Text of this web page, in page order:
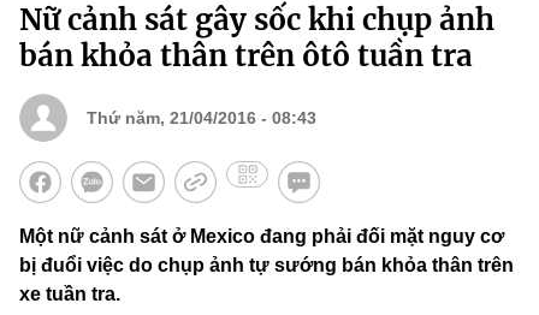
Nữ cảnh sát gây sốc khi chụp ảnh
bán khỏa thân trên ôtô tuần tra
Thứ năm, 21/04/2016 - 08:43
Một nữ cảnh sát ở Mexico đang phải đối mặt nguy cơ
bị đuổi việc do chụp ảnh tự sướng bán khỏa thân trên
xe tuần tra.